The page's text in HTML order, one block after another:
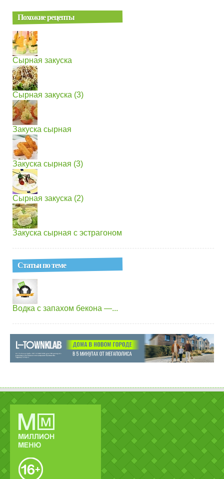
Похожие рецепты
Сырная закуска
Сырная закуска (3)
Закуска сырная
Закуска сырная (3)
Сырная закуска (2)
Закуска сырная с эстрагоном
Статьи по теме
Водка с запахом бекона —...